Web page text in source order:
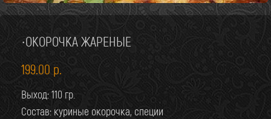
·ОКОРОЧКА ЖАРЕНЫЕ
199.00 р.
Выход: 110 гр.
Состав: куриные окорочка, специи